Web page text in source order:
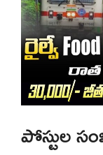
పోస్టుల